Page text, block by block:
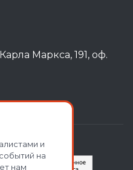
Маркса, 191, оф.
и
на
нам